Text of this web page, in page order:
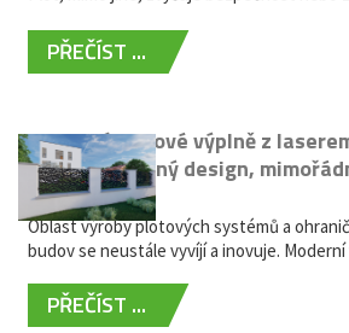
PŘEČÍST ...
Moderní plotové výplně z
kovů: výjimečný design,
žádná údržba
Oblast výroby plotových systémů a
budov se neustále vyvíjí a inovuje. Moderní
PŘEČÍST ...